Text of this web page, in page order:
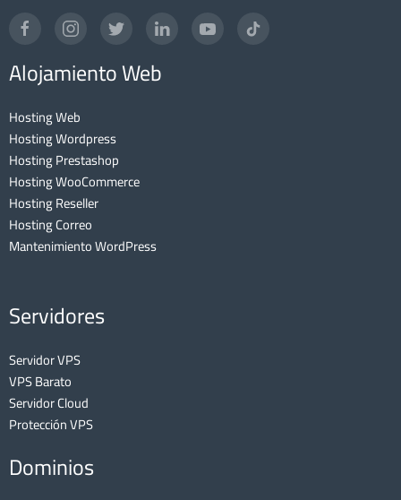
Alojamiento Web
Hosting Web
Hosting Wordpress
Hosting Prestashop
Hosting WooCommerce
Hosting Reseller
Hosting Correo
Mantenimiento WordPress
Servidores
Servidor VPS
VPS Barato
Servidor Cloud
Protección VPS
Dominios